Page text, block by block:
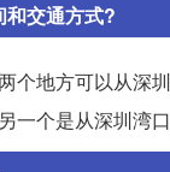
和交通方式?
个地方可以从深
一个是从深圳湾